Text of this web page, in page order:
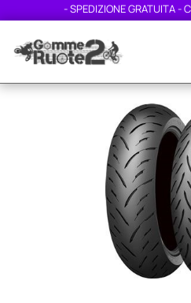
- SPEDIZIONE GRATUITA -